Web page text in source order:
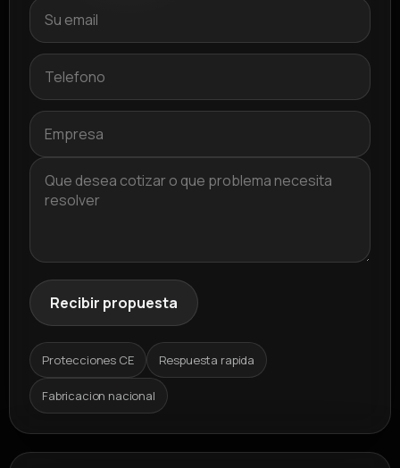
Recibir propuesta
Protecciones CE Respuesta rapida
Fabricacion nacional